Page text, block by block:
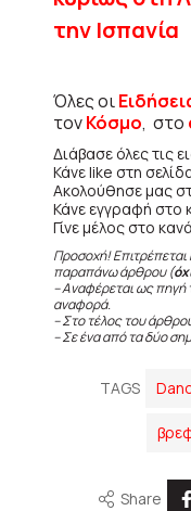
την Ισπανία
Όλες οι
τονΚόσμο, στο
Διάβασε όλες τις
Κάνε like στη
Ακολούθησε μας
Κάνε εγγραφή στο
Γίνε μέλος στο
Προσοχή!
παραπάνω άρθρου (
– Αναφέρεται ως πηγή
αναφορά.
– Στο τέλος του
– Σε ένα από τα δύο
TAGS
Share